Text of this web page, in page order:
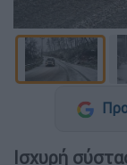
Ισχυρή